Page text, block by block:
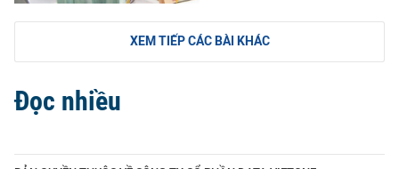
XEM TIẾP CÁC BÀI KHÁC
Đọc nhiều